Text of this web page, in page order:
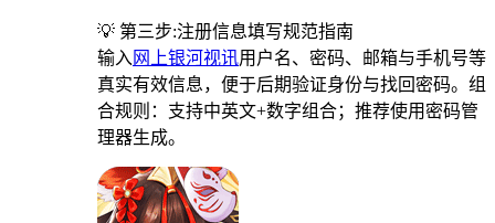
💡 第三步:注册信息填写规范指南
输入 网上银河视讯用户名、密码、邮箱与手机号等
真实有效信息，便于后期验证身份与找回密码。组
合规则：支持中英文+数字组合；推荐使用密码管
理器生成。